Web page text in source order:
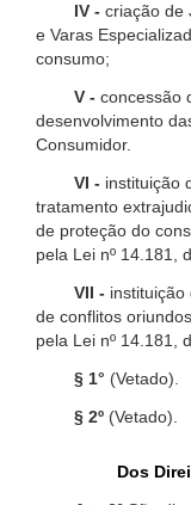
IV - criação de
e Varas
consumo;
V - concessão
desenvolvimento
Consumidor.
VI - instituição
tratamento
de proteção do
pela Lei nº 14.181,
VII - instituição
de conflitos
pela Lei nº 14.181,
§ 1° (Vetado).
§ 2º (Vetado).
Dos